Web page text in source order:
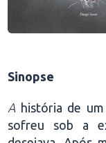
Sinopse
A história de
sofreu sob a